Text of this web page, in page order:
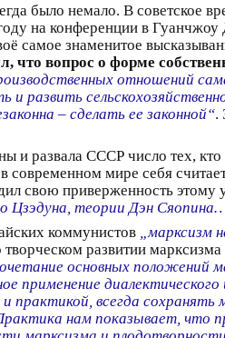
было немало. В советское
на конференции в
самое знаменитое
что вопрос о форме
отношений
и развить
– сделать ее законной“.
и развала СССР число тех,
современном мире себя
свою приверженность этому
Цзэдуна, теории Дэн
коммунистов
„марксизм
развитии
сочетание основных
применение
практикой, всегда
нам показывает, что